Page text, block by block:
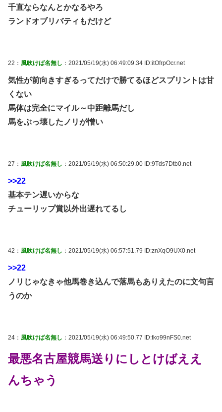
千直ならなんとかなるやろ
ランドオブリバティもだけど
22： 風吹けば名無し ：2021/05/19(水) 06:49:09.34 ID:itOfrpOcr.net
気性が前向きすぎるってだけで勝てるほどスプリントは甘
くない
馬体は完全にマイル～中距離馬だし
馬をぶっ壊したノリが憎い
27： 風吹けば名無し ：2021/05/19(水) 06:50:29.00 ID:9Tds7Dtb0.net
>>22
基本テン遅いからな
チューリップ賞以外出遅れてるし
42： 風吹けば名無し ：2021/05/19(水) 06:57:51.79 ID:znXqO9UX0.net
>>22
ノリじゃなきゃ他馬巻き込んで落馬もありえたのに文句言
うのか
24： 風吹けば名無し ：2021/05/19(水) 06:49:50.77 ID:tko99nFS0.net
最悪名古屋競馬送りにしとけばええ
んちゃう